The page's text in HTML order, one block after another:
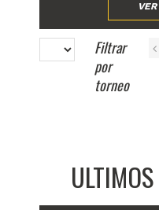
VER
Filtrar
por
torneo
ULTIMOS